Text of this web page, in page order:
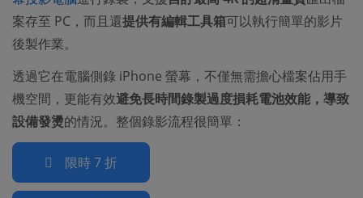
案存至 PC，而且還提供有編輯工具箱可以執行簡單的影片
後製作業。
透過它在電腦側錄 iPhone 螢幕，不僅無需擔心檔案佔用手
機空間，更能有效避免長時間錄製過度損耗電池效能，導致
設備發燙的情況。整個錄影流程很簡單：
限時 7 折